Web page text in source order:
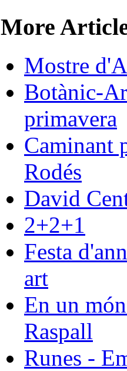
More
Mostre
Botànic-
primavera
Caminant
Rodés
David
2+2+1
Festa
art
En un
Raspall
Runes -